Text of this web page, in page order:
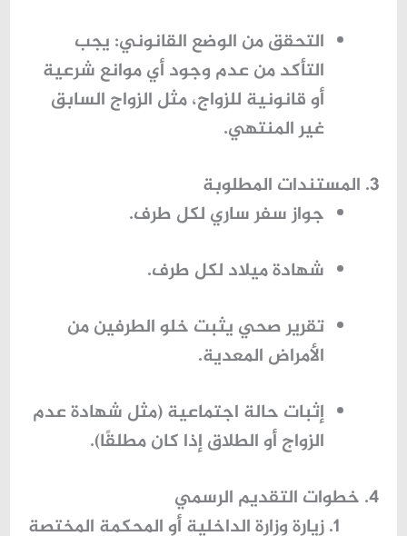
التحقق من الوضع القانوني: يجب
التأكد من عدم وجود أي موانع شرعية
أو قانونية للزواج، مثل الزواج السابق
غير المنتهي.
3. المستندات المطلوبة
جواز سفر ساري لكل طرف.
شهادة ميلاد لكل طرف.
تقرير صحي يثبت خلو الطرفين من
الأمراض المعدية.
إثبات حالة اجتماعية (مثل شهادة عدم
الزواج أو الطلاق إذا كان مطلقًا).
4. خطوات التقديم الرسمي
زيارةوزارة الداخلية أو المحكمة المختصة